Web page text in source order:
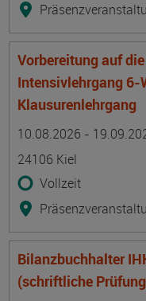
Vorbereitung auf
Intensivlehrgang 6-
Klausurenlehrgang
10.08.2026 -
24106 Kiel
Vollzeit
Bilanzbuchhalter
(schriftliche